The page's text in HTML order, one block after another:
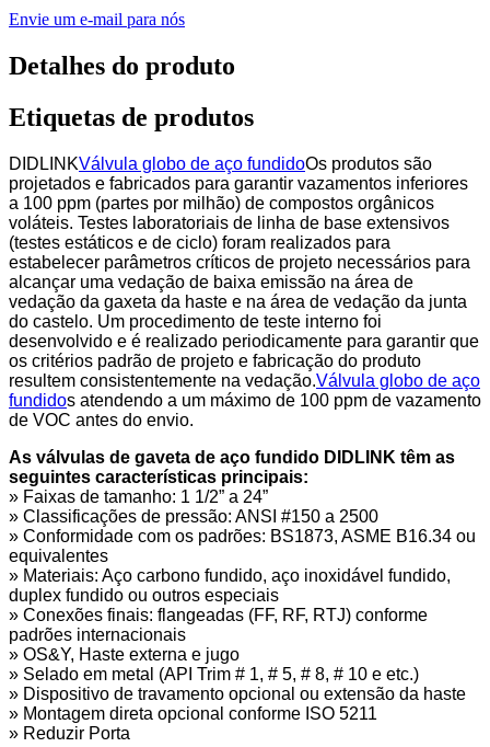
Envie um e-mail para nós
Detalhes do produto
Etiquetas de produtos
DIDLINKVálvula globo de aço fundidoOs produtos são
projetados e fabricados para garantir vazamentos inferiores
a 100 ppm (partes por milhão) de compostos orgânicos
voláteis. Testes laboratoriais de linha de base extensivos
(testes estáticos e de ciclo) foram realizados para
estabelecer parâmetros críticos de projeto necessários para
alcançar uma vedação de baixa emissão na área de
vedação da gaxeta da haste e na área de vedação da junta
do castelo. Um procedimento de teste interno foi
desenvolvido e é realizado periodicamente para garantir que
os critérios padrão de projeto e fabricação do produto
resultem consistentemente na vedação.Válvula globo de aço
fundidos atendendo a um máximo de 100 ppm de vazamento
de VOC antes do envio.
As válvulas de gaveta de aço fundido DIDLINK têm as
seguintes características principais:
» Faixas de tamanho: 1 1/2” a 24”
» Classificações de pressão: ANSI #150 a 2500
» Conformidade com os padrões: BS1873, ASME B16.34 ou
equivalentes
» Materiais: Aço carbono fundido, aço inoxidável fundido,
duplex fundido ou outros especiais
» Conexões finais: flangeadas (FF, RF, RTJ) conforme
padrões internacionais
» OS&Y, Haste externa e jugo
» Selado em metal (API Trim # 1, # 5, # 8, # 10 e etc.)
» Dispositivo de travamento opcional ou extensão da haste
» Montagem direta opcional conforme ISO 5211
» Reduzir Porta